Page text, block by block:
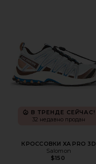
В ТРЕНДЕ СЕЙЧАС!
32 недавно продан
КРОССОВКИ XA PRO 3D
Salomon
$150